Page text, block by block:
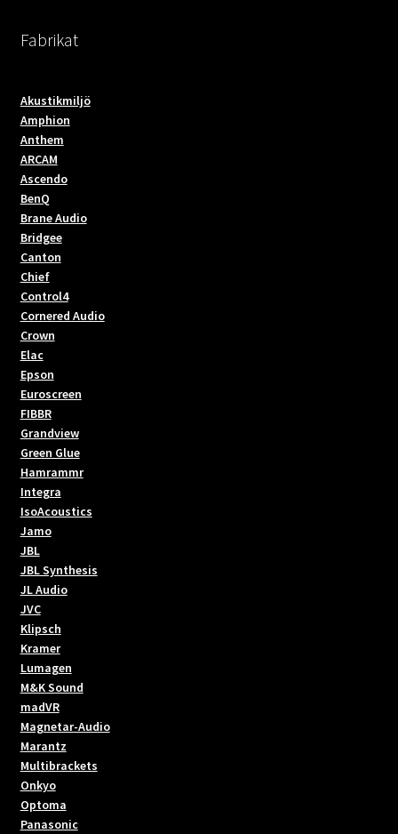
Fabrikat
Akustikmiljö
Amphion
Anthem
ARCAM
Ascendo
BenQ
Brane Audio
Bridgee
Canton
Chief
Control4
Cornered Audio
Crown
Elac
Epson
Euroscreen
FIBBR
Grandview
Green Glue
Hamrammr
Integra
IsoAcoustics
Jamo
JBL
JBL Synthesis
JL Audio
JVC
Klipsch
Kramer
Lumagen
M&K Sound
madVR
Magnetar-Audio
Marantz
Multibrackets
Onkyo
Optoma
Panasonic